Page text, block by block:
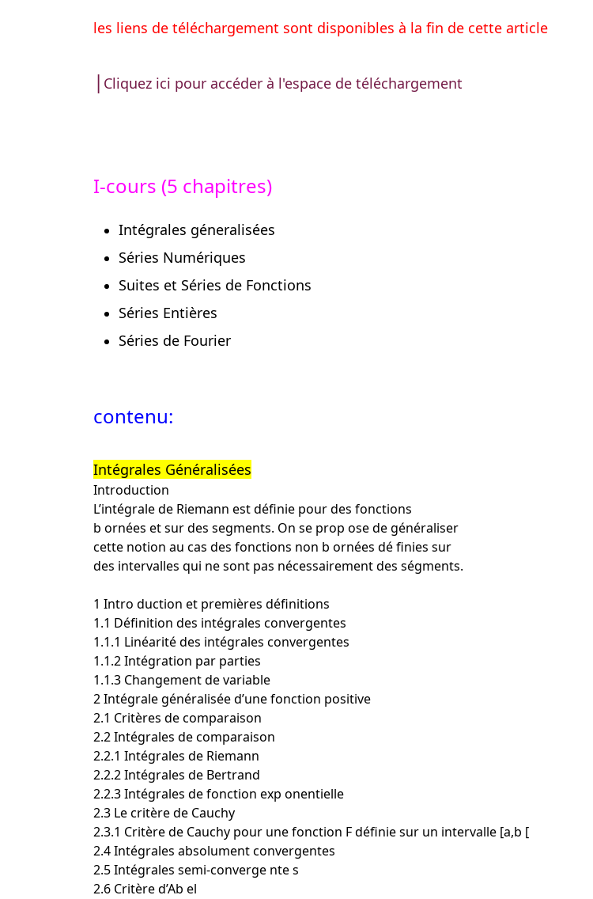
les liens de téléchargement sont disponibles à la fin de cette article
| Cliquez ici pour accéder à l'espace de téléchargement
I-cours (5 chapitres)
Intégrales géneralisées
Séries Numériques
Suites et Séries de Fonctions
Séries Entières
Séries de Fourier
contenu:
Intégrales Généralisées
Introduction
L’intégrale de Riemann est définie pour des fonctions
b ornées et sur des segments. On se prop ose de généraliser
cette notion au cas des fonctions non b ornées dé finies sur
des intervalles qui ne sont pas nécessairement des ségments.
1 Intro duction et premières définitions
1.1 Définition des intégrales convergentes
1.1.1 Linéarité des intégrales convergentes
1.1.2 Intégration par parties
1.1.3 Changement de variable
2 Intégrale généralisée d’une fonction positive
2.1 Critères de comparaison
2.2 Intégrales de comparaison
2.2.1 Intégrales de Riemann
2.2.2 Intégrales de Bertrand
2.2.3 Intégrales de fonction exp onentielle
2.3 Le critère de Cauchy
2.3.1 Critère de Cauchy pour une fonction F définie sur un intervalle [a,b [
2.4 Intégrales absolument convergentes
2.5 Intégrales semi-converge nte s
2.6 Critère d’Ab el